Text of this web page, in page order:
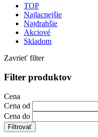
TOP
Najlacnejšie
Najdrahšie
Akciové
Skladom
Zavrieť filter
Filter produktov
Cena
Cena od
Cena do
Filtrovať